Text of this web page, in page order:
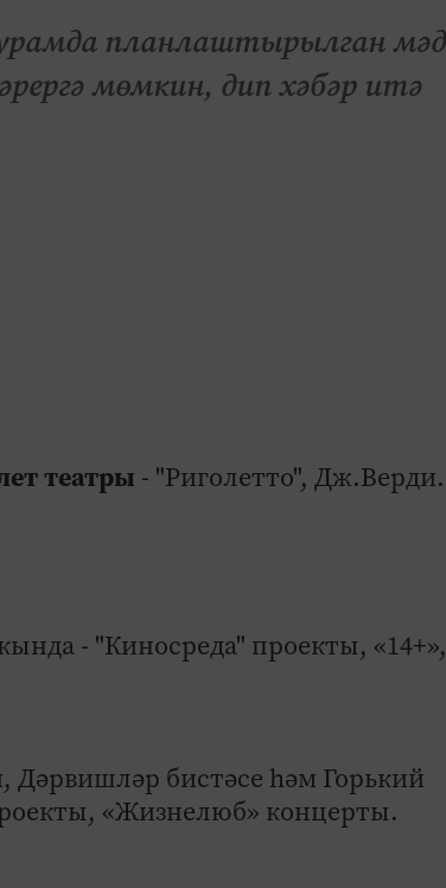
планлаштырылган
мөмкин, дип хәбәр итә
театры - "Риголетто", Дж.Верди.
- "Киносреда" проекты, «14+»,
бистәсе һәм Горький
«Жизнелюб» концерты.